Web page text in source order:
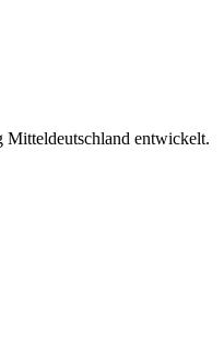
Mitteldeutschland entwickelt.